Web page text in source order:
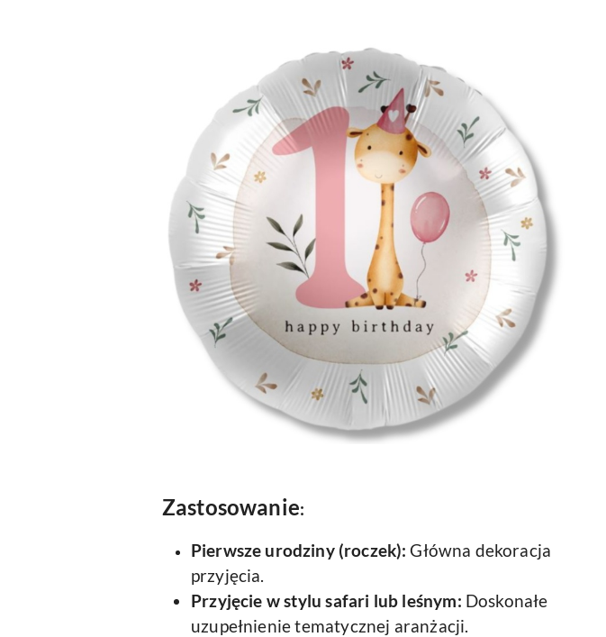
Zastosowanie:
Pierwsze urodziny (roczek): Główna dekoracja
przyjęcia.
Przyjęcie w stylu safari lub leśnym: Doskonałe
uzupełnienie tematycznej aranżacji.